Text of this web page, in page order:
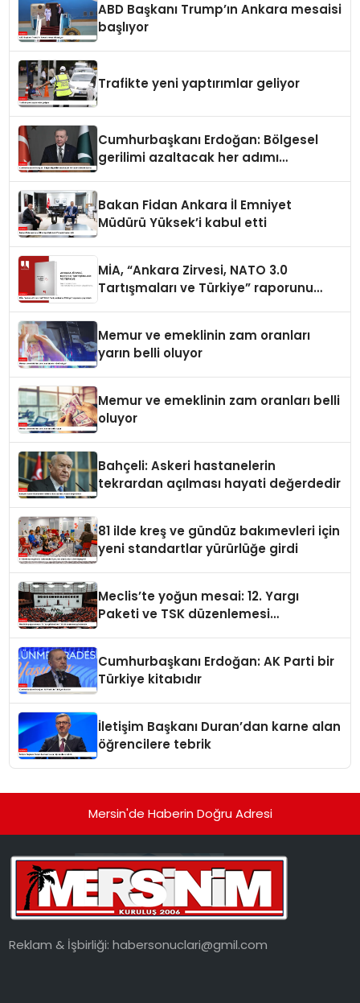
ABD Başkanı Trump’ın Ankara mesaisi
başlıyor
Trafikte yeni yaptırımlar geliyor
Cumhurbaşkanı Erdoğan: Bölgesel
gerilimi azaltacak her adımı
Bakan Fidan Ankara İl Emniyet
Müdürü Yüksek’i kabul etti
MİA, “Ankara Zirvesi, NATO 3.0
Tartışmaları ve Türkiye” raporunu
Memur ve emeklinin zam oranları
yarın belli oluyor
Memur ve emeklinin zam oranları belli
oluyor
Bahçeli: Askeri hastanelerin
tekrardan açılması hayati değerdedir
81 ilde kreş ve gündüz bakımevleri için
yeni standartlar yürürlüğe girdi
Meclis’te yoğun mesai: 12. Yargı
Paketi ve TSK düzenlemesi
Cumhurbaşkanı Erdoğan: AK Parti bir
Türkiye kitabıdır
İletişim Başkanı Duran’dan karne alan
öğrencilere tebrik
Mersin'de Haberin Doğru Adresi
Reklam & İşbirliği:habersonuclari@gmil.com